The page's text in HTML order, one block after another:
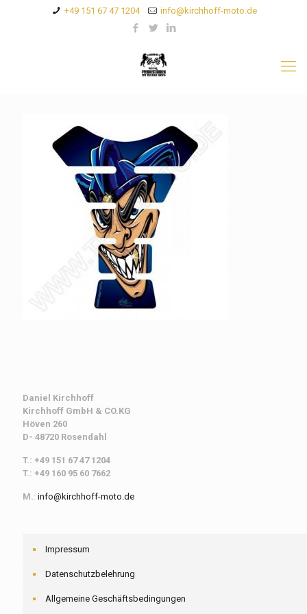
+49 151 67 47 1204 info@kirchhoff-moto.de
Daniel Kirchhoff
Kirchhoff GmbH & CO.KG
Höven 260
D- 48720 Rosendahl
T.: +49 151 67 47 1204
T.: +49 160 95 60 7662
M.: info@kirchhoff-moto.de
Impressum
Datenschutzbelehrung
Allgemeine Geschäftsbedingungen